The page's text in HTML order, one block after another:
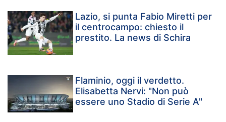
Lazio, si punta Fabio Miretti per
il centrocampo: chiesto il
prestito. La news di Schira
Flaminio, oggi il verdetto.
Elisabetta Nervi: "Non può
essere uno Stadio di Serie A"